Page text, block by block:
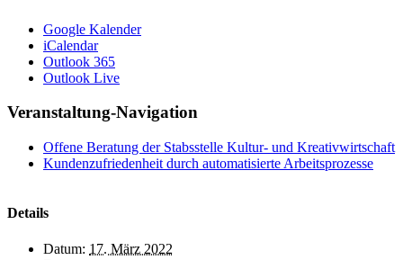
Google Kalender
iCalendar
Outlook 365
Outlook Live
Veranstaltung-Navigation
Offene Beratung der Stabsstelle Kultur- und Kreativwirtschaft
Kundenzufriedenheit durch automatisierte Arbeitsprozesse
Details
Datum: 17. März 2022